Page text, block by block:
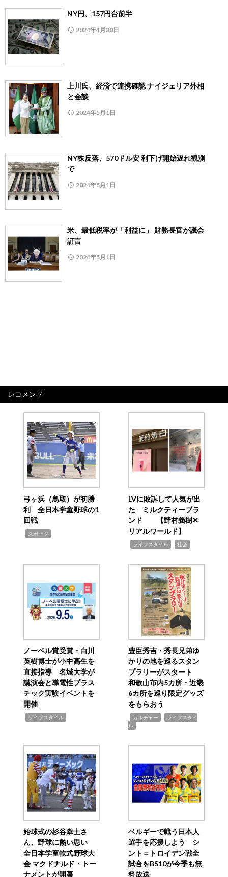
NY円、157円台前半
2024年4月30日
上川氏、経済で連携確認 ナイジェリア外相
と会談
2024年5月1日
NY株反落、570ドル安 利下げ開始遅れ観測
で
2024年5月1日
米、最低税率が「利益に」 財務長官が議会
証言
2024年5月1日
レコメンド
弓ヶ浜（鳥取）が初勝
利 全日本学童野球の1
回戦
スポーツ
LVに敗訴して人気が出
た ミルクティーブラ
ンド 【野村義樹✕
リアルワールド】
ライフスタイル 社会
ノーベル賞受賞・白川
英樹博士が小中高生を
直接指導 名城大学が
講演会と導電性プラス
チック実験イベントを
開催
ライフスタイル
豊臣秀吉・秀長兄弟ゆ
かりの地を巡るスタン
プラリーがスタート
和歌山市内5カ所・近畿
6カ所を巡り限定グッズ
をもらおう
カルチャー
ライフスタイ
ル
始球式の杉谷拳士さ
ん、野球に熱い思い
全日本学童軟式野球大
会 マクドナルド・トー
ナメントが開幕
ベルギーで戦う日本人
選手を応援しよう シ
ント＝トロイデン戦全
試合をBS10が今季も無
料放送